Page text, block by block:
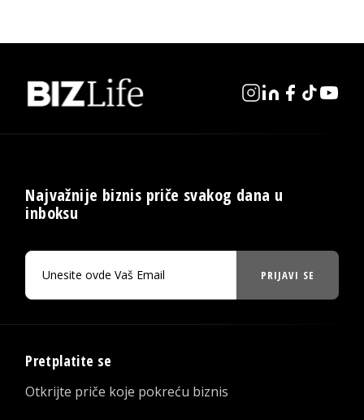
Najvažnije biznis priče svakog dana u
inboksu
PRIJAVI SE
Pretplatite se
Otkrijte priče koje pokreću biznis